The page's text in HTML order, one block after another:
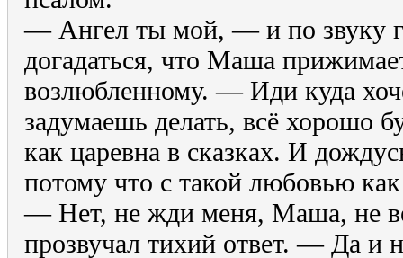
— Ангел ты мой, — и по звуку
догадаться, что Маша
возлюбленному. — Иди куда
задумаешь делать, всё хорошо
как царевна в сказках. И
потому что с такой любовью
— Нет, не жди меня, Маша, не
прозвучал тихий ответ. — Да и